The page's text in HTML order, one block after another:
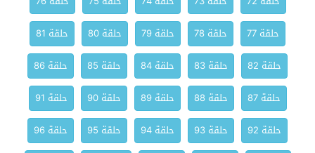
حلقة 77
حلقة 78 حلقة 79 حلقة 80
حلقة 81
حلقة 82
حلقة 83 حلقة 84 حلقة 85
حلقة 86
حلقة 87
حلقة 88 حلقة 89 حلقة 90
حلقة 91
حلقة 92
حلقة 93 حلقة 94 حلقة 95
حلقة 96